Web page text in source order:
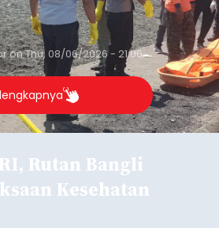
onThu, 08/06/2026 - 21:06
Rutan Bangli
Kesehatan